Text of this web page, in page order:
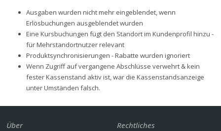
Ausgaben wurden nicht mehr eingeblendet, wenn
Erlösbuchungen ausgeblendet wurden
Eine Kursbuchungen fügt den Standort im Kundenprofil hinzu -
für Mehrstandortnutzer relevant
Produktsynchronisierungen - Rabatte wurden ignoriert
Wenn Zugriff auf vergangene Abschlüsse verwehrt & kein
fester Kassenstand aktiv ist, war die Kassenstandsanzeige
unter Umständen falsch.
Über Rechtliches